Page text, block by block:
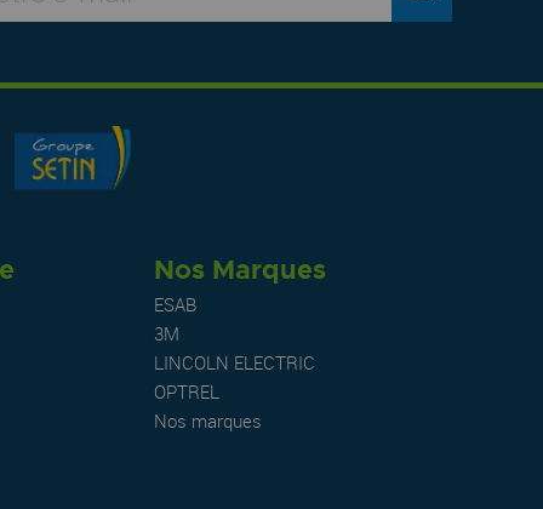
Nos Marques
ESAB
3M
LINCOLN ELECTRIC
OPTREL
Nos marques